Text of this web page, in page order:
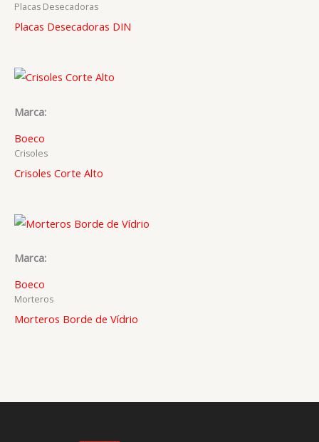
Placas Desecadoras
Placas Desecadoras DIN
Marca:
Boeco
Crisoles
Crisoles Corte Alto
Marca:
Boeco
Morteros
Morteros Borde de Vídrio